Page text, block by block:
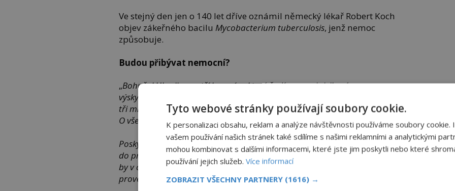
Ve stejný den jen o 140 let dříve oznámil německý lékař Robert Koch
objev zákeřného baciluMycobacterium tuberculosis, jenž nemoc
způsobuje.
Budou přibývat nemocní?
„Bohužel Ukrajina patří k zemím, které řadíme mezi rizikové, co se
výskytu tuberkulózy týče. Vzhledem k tomu, že z Ukrajiny utekly více než
tři miliony lidí, lze předpokládat, že statisíce najdou nový domov v Česku.
O všechny se musíme postarat.
Poskytnout jim lékařskou péči a těm, kteří u nás chtějí zůstat a zapojit se
do pracovních nebo školních kolektivů, nabídnout základní prohlídku. Ta
by v odůvodněných případech zahrnovala i rentgen hrudníku nebo
provedení tuberkulinového testu,“říká prof.
Tyto webové stránky používají soubory cookie.
K personalizaci obsahu, reklam a analýze návštěvnosti používáme soubory cookie.
vašem používání našich stránek také sdílíme s našimi reklamními a analytickými
mohou kombinovat s dalšími informacemi, které jste jim poskytli nebo které
používání jejich služeb. Více informací
ZOBRAZIT VŠECHNY PARTNERY (1616) →